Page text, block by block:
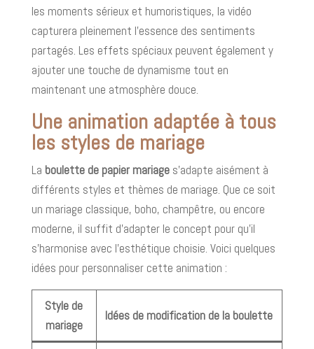
les moments sérieux et humoristiques, la vidéo
capturera pleinement l’essence des sentiments
partagés. Les effets spéciaux peuvent également y
ajouter une touche de dynamisme tout en
maintenant une atmosphère douce.
Une animation adaptée à tous
les styles de mariage
La boulette de papier mariages'adapte aisément à
différents styles et thèmes de mariage. Que ce soit
un mariage classique, boho, champêtre, ou encore
moderne, il suffit d'adapter le concept pour qu'il
s'harmonise avec l'esthétique choisie. Voici quelques
idées pour personnaliser cette animation :
Style de
mariage
Idées de modification de la boulette